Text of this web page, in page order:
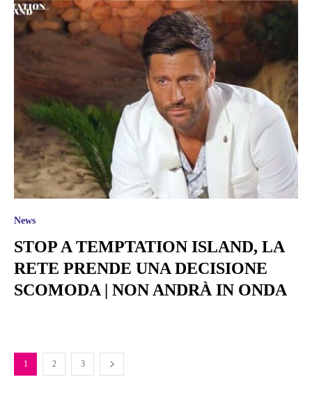
News
STOP A TEMPTATION ISLAND, LA
RETE PRENDE UNA DECISIONE
SCOMODA | NON ANDRÀ IN ONDA
1 2 3